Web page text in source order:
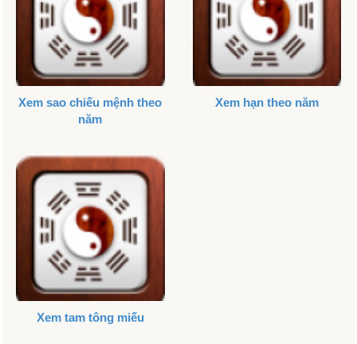
Xem sao chiếu mệnh theo
năm
Xem hạn theo năm
Xem tam tông miếu